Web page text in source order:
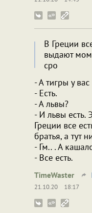
В Греции
выдают
сро
- А тигры у
- Есть.
- А львы?
- И львы есть.
Греции все
братья, а тут
- Гм.. . А
- Все есть.
TimeWaster
21.10.20
18:17